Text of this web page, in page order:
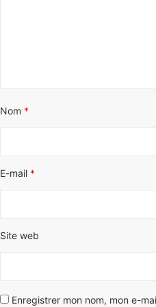
Nom *
E-mail *
Site web
Enregistrer mon nom, mon e-